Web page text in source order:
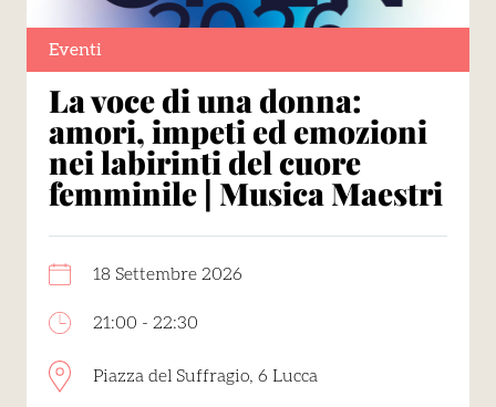
Eventi
La voce di una donna:
amori, impeti ed emozioni
nei labirinti del cuore
femminile | Musica Maestri
18 Settembre 2026
21:00 - 22:30
Piazza del Suffragio, 6 Lucca